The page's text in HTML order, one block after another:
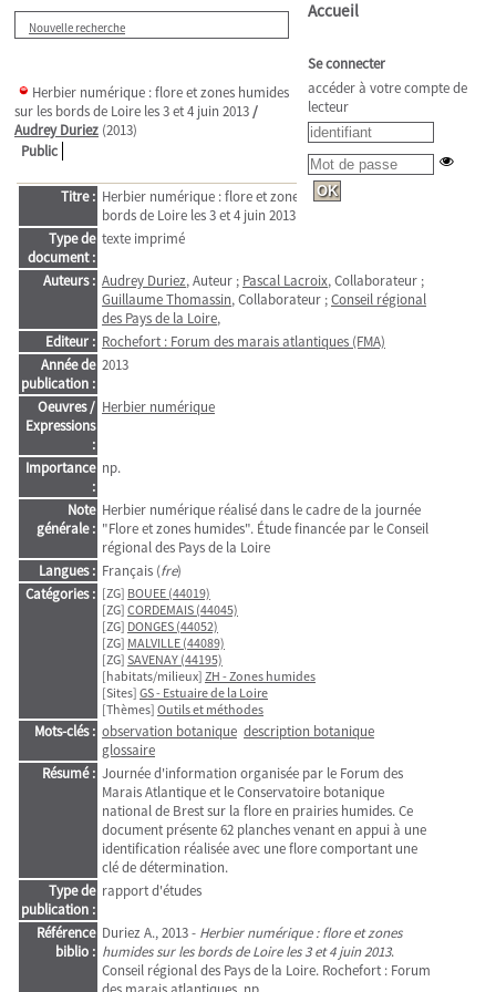
Nouvelle recherche
Herbier numérique : flore et zones humides
sur les bords de Loire les 3 et 4 juin 2013/
Audrey Duriez (2013)
Public
Titre : Herbier numérique : flore et zones humides sur les
bords de Loire les 3 et 4 juin 2013
Type de
document :
texte imprimé
Auteurs : Audrey Duriez, Auteur ; Pascal Lacroix, Collaborateur ;
Guillaume Thomassin, Collaborateur ;Conseil régional
des Pays de la Loire,
Editeur : Rochefort : Forum des marais atlantiques (FMA)
Année de
publication :
2013
Oeuvres /
Expressions
:
Herbier numérique
Importance
:
np.
Note
générale :
Herbier numérique réalisé dans le cadre de la journée
"Flore et zones humides". Étude financée par le Conseil
régional des Pays de la Loire
Langues : Français (fre)
Catégories : [ZG] BOUEE (44019)
[ZG] CORDEMAIS (44045)
[ZG] DONGES (44052)
[ZG] MALVILLE (44089)
[ZG] SAVENAY (44195)
[habitats/milieux] ZH - Zones humides
[Sites] GS - Estuaire de la Loire
[Thèmes] Outils et méthodes
Mots-clés : observation botanique description botanique
glossaire
Résumé : Journée d'information organisée par le Forum des
Marais Atlantique et le Conservatoire botanique
national de Brest sur la flore en prairies humides. Ce
document présente 62 planches venant en appui à une
identification réalisée avec une flore comportant une
clé de détermination.
Type de
publication :
rapport d'études
Référence
biblio :
Duriez A., 2013 - Herbier numérique : flore et zones
humides sur les bords de Loire les 3 et 4 juin 2013.
Conseil régional des Pays de la Loire. Rochefort : Forum
Accueil
Se connecter
accéder à votre compte de
lecteur